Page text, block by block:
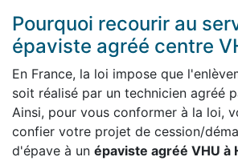
Pourquoi recourir au
épaviste agréé centre
En France, la loi impose que
soit réalisé par un technicien agréé
Ainsi, pour vous conformer à la loi,
confier votre projet de cession/
d'épave à un épaviste agréé VHU